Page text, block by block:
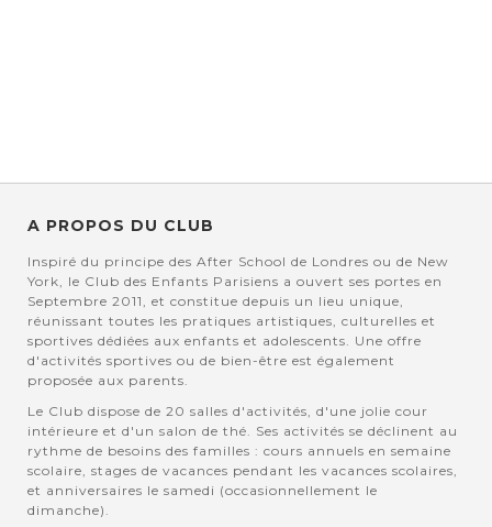
A PROPOS DU CLUB
Inspiré du principe des After School de Londres ou de New
York, le Club des Enfants Parisiens a ouvert ses portes en
Septembre 2011, et constitue depuis un lieu unique,
réunissant toutes les pratiques artistiques, culturelles et
sportives dédiées aux enfants et adolescents. Une offre
d'activités sportives ou de bien-être est également
proposée aux parents.
Le Club dispose de 20 salles d'activités, d'une jolie cour
intérieure et d'un salon de thé. Ses activités se déclinent au
rythme de besoins des familles : cours annuels en semaine
scolaire, stages de vacances pendant les vacances scolaires,
et anniversaires le samedi (occasionnellement le
dimanche).